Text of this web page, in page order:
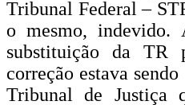
Tribunal Federal –
o mesmo, indevido.
substituição da TR
correção estava
Tribunal de Justiça